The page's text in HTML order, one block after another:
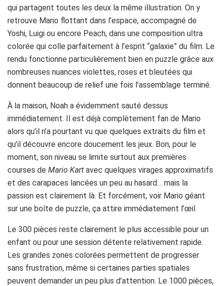
qui partagent toutes les deux la même illustration. On y
retrouve Mario flottant dans l’espace, accompagné de
Yoshi, Luigi ou encore Peach, dans une composition ultra
colorée qui colle parfaitement à l’esprit “galaxie” du film. Le
rendu fonctionne particulièrement bien en puzzle grâce aux
nombreuses nuances violettes, roses et bleutées qui
donnent beaucoup de relief une fois l’assemblage terminé.
À la maison, Noah a évidemment sauté dessus
immédiatement. Il est déjà complètement fan de Mario
alors qu’il n’a pourtant vu que quelques extraits du film et
qu’il découvre encore doucement les jeux. Bon, pour le
moment, son niveau se limite surtout aux premières
courses de Mario Kart avec quelques virages approximatifs
et des carapaces lancées un peu au hasard… mais la
passion est clairement là. Et forcément, voir Mario géant
sur une boîte de puzzle, ça attire immédiatement l’œil.
Le 300 pièces reste clairement le plus accessible pour un
enfant ou pour une session détente relativement rapide.
Les grandes zones colorées permettent de progresser
sans frustration, même si certaines parties spatiales
peuvent demander un peu plus d’attention. Le 1000 pièces,